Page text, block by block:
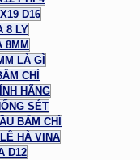
D16
8 LY
8MM
LÀ GÌ
CHÌ
HÃNG
SÉT
BẤM CHÌ
HÀ VINA
D12